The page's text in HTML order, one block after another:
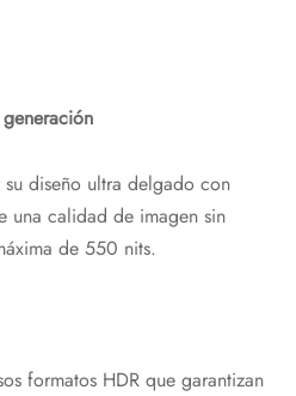
diseño ultra delgado con
una calidad de imagen sin
de 550 nits.
formatos HDR que garantizan